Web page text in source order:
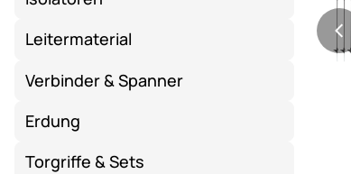
Leitermaterial
Verbinder & Spanner
Erdung
Torgriffe & Sets